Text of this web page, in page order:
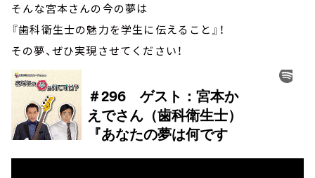
そんな宮本さんの今の夢は
『歯科衛生士の魅力を学生に伝えること』！
その夢、ぜひ実現させてください！